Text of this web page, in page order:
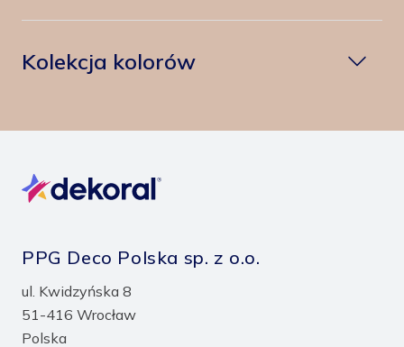
Kolekcja kolorów
PPG Deco Polska sp. z o.o.
ul. Kwidzyńska 8
51-416 Wrocław
Polska